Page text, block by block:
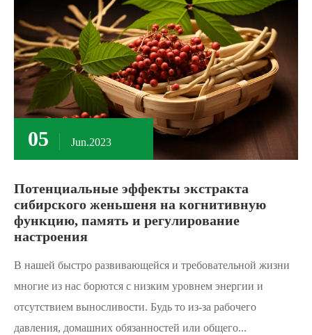
05 Jun.2023
Потенциальные эффекты экстракта
сибирского женьшеня на когнитивную
функцию, память и регулирование
настроения
В нашей быстро развивающейся и требовательной жизни
многие из нас борются с низким уровнем энергии и
отсутствием выносливости. Будь то из-за рабочего
давления, домашних обязанностей или общего...